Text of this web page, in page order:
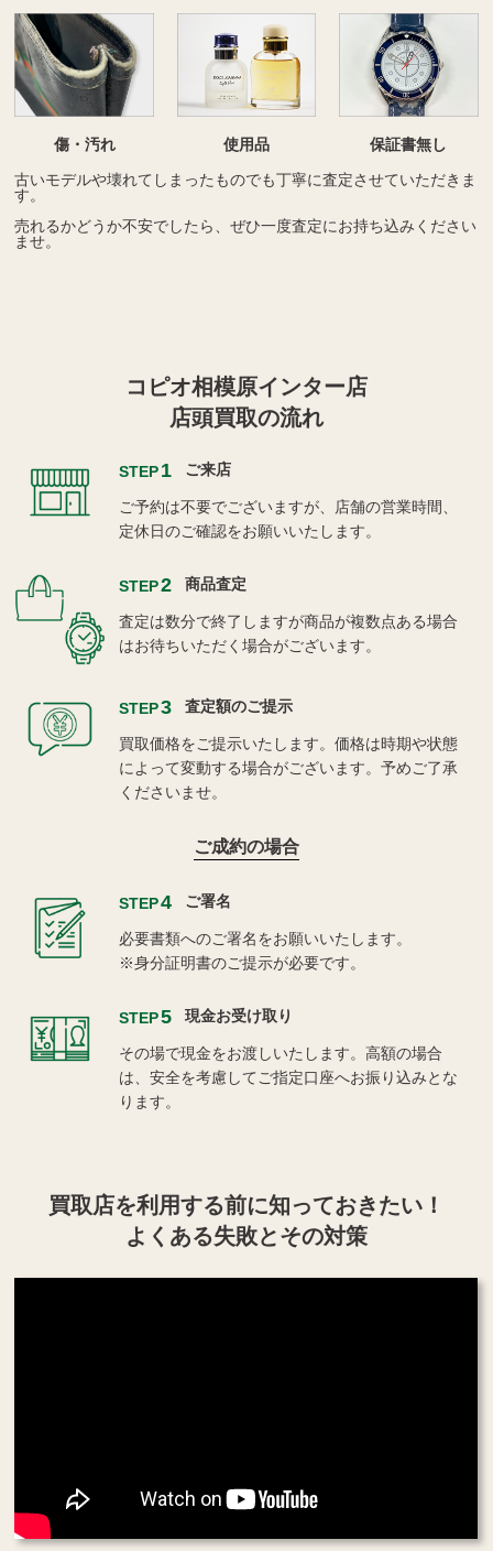
傷・汚れ 使用品
保証書無し
古いモデルや壊れてしまったものでも丁寧に査定させていただきま
す。
売れるかどうか不安でしたら、ぜひ一度査定にお持ち込みください
ませ。
コピオ相模原インター店
店頭買取の流れ
STEP1 ご来店
ご予約は不要でございますが、店舗の営業時間、
定休日のご確認をお願いいたします。
STEP2 商品査定
査定は数分で終了しますが商品が複数点ある場合
はお待ちいただく場合がございます。
STEP3 査定額のご提示
買取価格をご提示いたします。価格は時期や状態
によって変動する場合がございます。予めご了承
くださいませ。
ご成約の場合
STEP4 ご署名
必要書類へのご署名をお願いいたします。
※身分証明書のご提示が必要です。
STEP5 現金お受け取り
その場で現金をお渡しいたします。高額の場合
は、安全を考慮してご指定口座へお振り込みとな
ります。
買取店を利用する前に知っておきたい！
よくある失敗とその対策